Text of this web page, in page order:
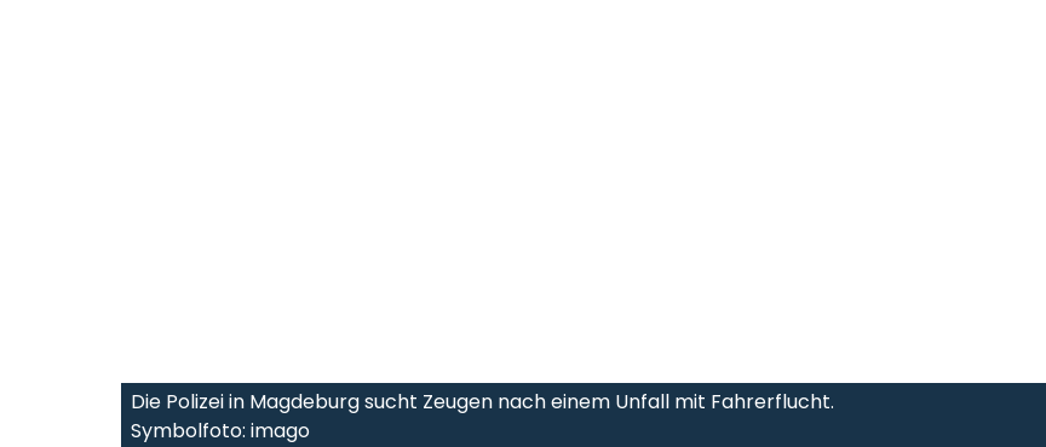
Die Polizei in Magdeburg sucht Zeugen nach einem Unfall mit Fahrerflucht.
Symbolfoto: imago